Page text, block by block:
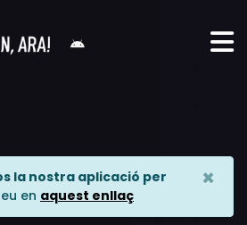
la nostra aplicació per
en aquest enllaç
×